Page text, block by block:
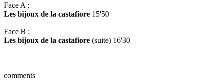
Face A :
Les bijoux de la castafiore 15'50
Face B :
Les bijoux de la castafiore (suite) 16'30
comments